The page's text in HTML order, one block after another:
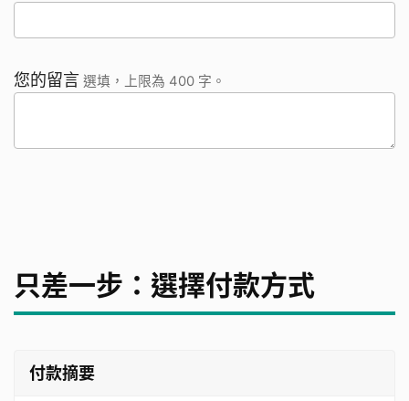
您的留言 選填，上限為 400 字。
只差一步：選擇付款方式
付款摘要